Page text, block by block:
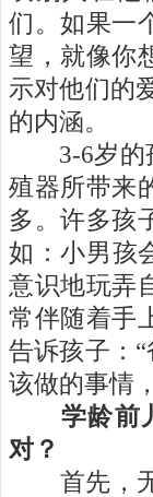
们。如果一
望，就像你
示对他们的
的内涵。
3-6岁的
殖器所带来
多。许多孩
如：小男孩
意识地玩弄
常伴随着手
告诉孩子： “
该做的事情
学龄前
对？
首先，无